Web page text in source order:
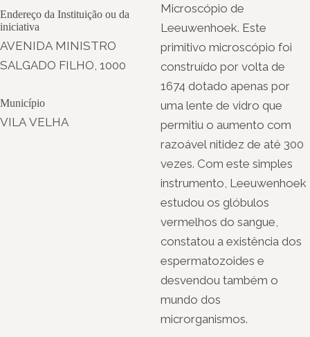
Endereço da Instituição ou da
iniciativa
AVENIDA MINISTRO
SALGADO FILHO, 1000
Município
VILA VELHA
Microscópio de
Leeuwenhoek. Este
primitivo microscópio foi
construído por volta de
1674 dotado apenas por
uma lente de vidro que
permitiu o aumento com
razoável nitidez de até 300
vezes. Com este simples
instrumento, Leeuwenhoek
estudou os glóbulos
vermelhos do sangue,
constatou a existência dos
espermatozoides e
desvendou também o
mundo dos
microrganismos.